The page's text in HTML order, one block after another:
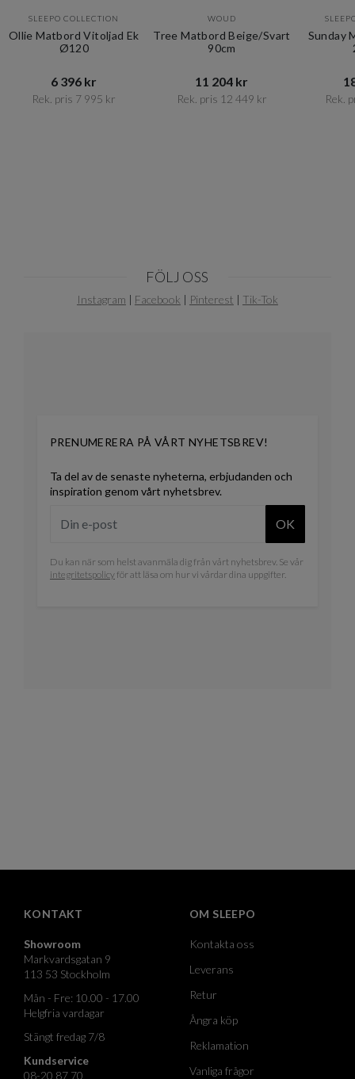
SLEEPO COLLECTION
Ollie Matbord Vitoljad Ek
Ø120
6 396 kr​​
Rek. pris 7 995 kr​​
WOUD
Tree Matbord Beige/Svart
90cm
11 204 kr​​
Rek. pris 12 449 kr​​
Sunday
Rek.
FÖLJ OSS
Instagram | Facebook | Pinterest | Tik-Tok
PRENUMERERA PÅ VÅRT NYHETSBREV!
Ta del av de senaste nyheterna, erbjudanden och
inspiration genom vårt nyhetsbrev.
OK
Du kan när som helst avanmäla dig från vårt nyhetsbrev. Se vår
integritetspolicyför att läsa om hur vi vårdar dina uppgifter.
KONTAKT
Showroom
Markvardsgatan 9
113 53 Stockholm
Mån - Fre: 10.00 - 17.00
Helgfria vardagar
Stängt fredag 7/8
Kundservice
08-20 87 70
OM SLEEPO
Kontakta oss
Leverans
Retur
Ångra köp
Reklamation
Vanliga frågor